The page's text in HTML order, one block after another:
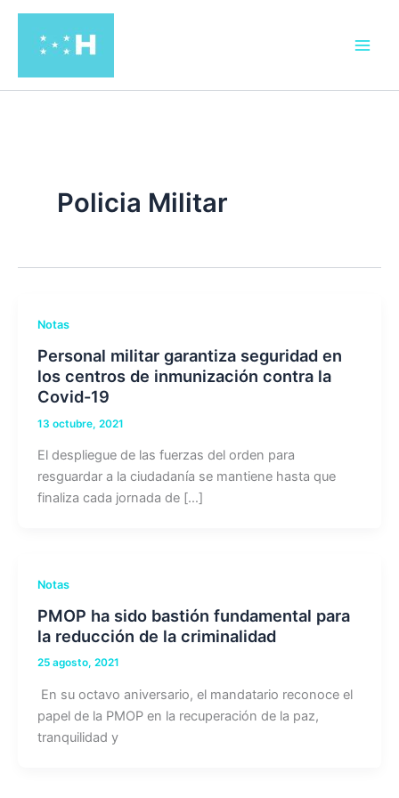
contenido
Policia Militar
Notas
Personal militar garantiza seguridad en
los centros de inmunización contra la
Covid-19
13 octubre, 2021
El despliegue de las fuerzas del orden para
resguardar a la ciudadanía se mantiene hasta que
finaliza cada jornada de […]
Notas
PMOP ha sido bastión fundamental para
la reducción de la criminalidad
25 agosto, 2021
En su octavo aniversario, el mandatario reconoce el
papel de la PMOP en la recuperación de la paz,
tranquilidad y